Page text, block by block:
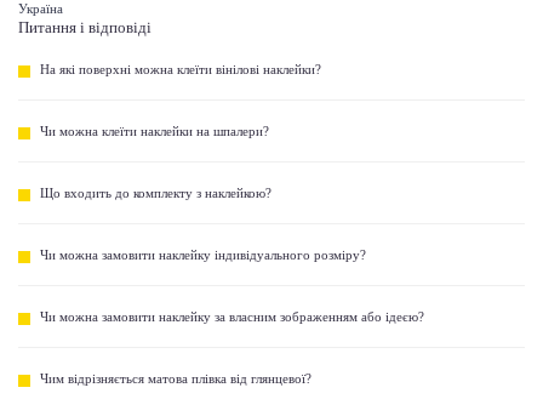
Україна
Питання і відповіді
На які поверхні можна клеїти вінілові наклейки?
Чи можна клеїти наклейки на шпалери?
Що входить до комплекту з наклейкою?
Чи можна замовити наклейку індивідуального розміру?
Чи можна замовити наклейку за власним зображенням або ідеєю?
Чим відрізняється матова плівка від глянцевої?